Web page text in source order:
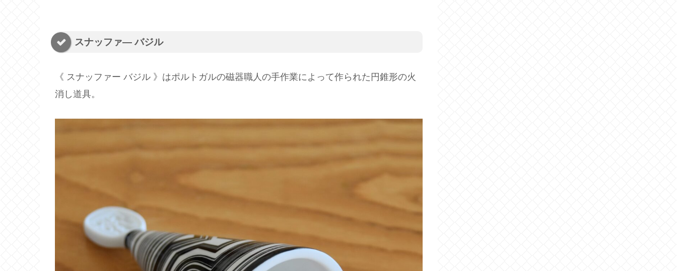
スナッファ― バジル
《 スナッファー バジル 》はポルトガルの磁器職人の手作業によって作られた円錐形の火
消し道具。